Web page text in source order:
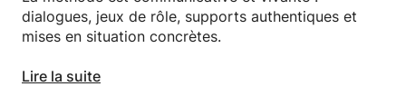
dialogues, jeux de rôle, supports authentiques et
mises en situation concrètes.
Mon but : vous faire parler espagnol dès les
Lire la suite